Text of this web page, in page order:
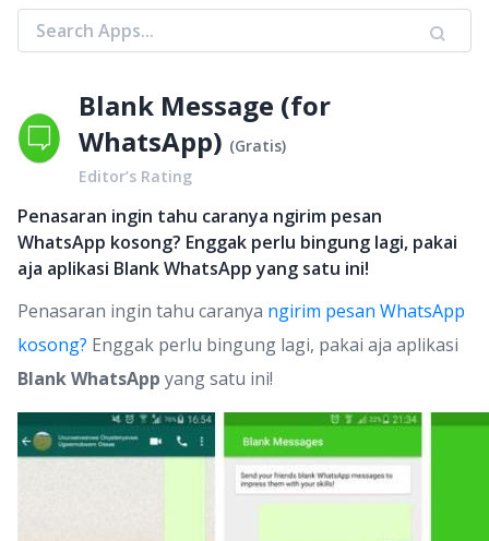
Blank Message (for
WhatsApp) (Gratis)
Editor’s Rating
Penasaran ingin tahu caranya ngirim pesan
WhatsApp kosong? Enggak perlu bingung lagi, pakai
aja aplikasi Blank WhatsApp yang satu ini!
Penasaran ingin tahu caranya ngirim pesan WhatsApp
kosong? Enggak perlu bingung lagi, pakai aja aplikasi
Blank WhatsApp yang satu ini!